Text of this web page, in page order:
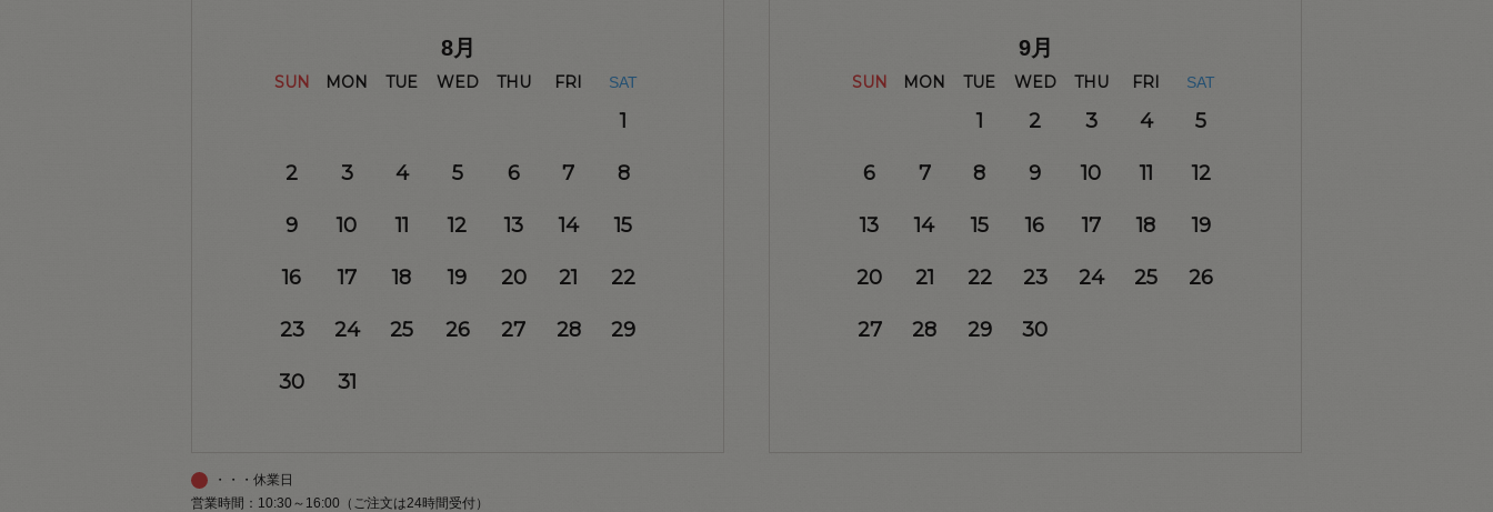
8月
SUN MON TUE WED THU FRI SAT
1
2 3 4 5 6 7 8
9 10 11 12 13 14 15
16 17 18 19 20 21 22
23 24 25 26 27 28 29
30 31
9月
SUN MON TUE WED THU FRI SAT
1 2 3 4 5
6 7 8 9 10 11 12
13 14 15 16 17 18 19
20 21 22 23 24 25 26
27 28 29 30
・・・休業日
営業時間：10:30～16:00（ご注文は24時間受付）